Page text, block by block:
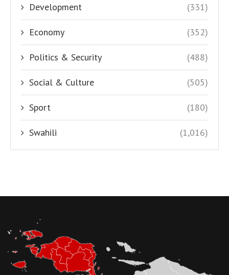
Development (331)
Economy (352)
Politics & Security (488)
Social & Culture (505)
Sport (180)
Swahili (1,016)